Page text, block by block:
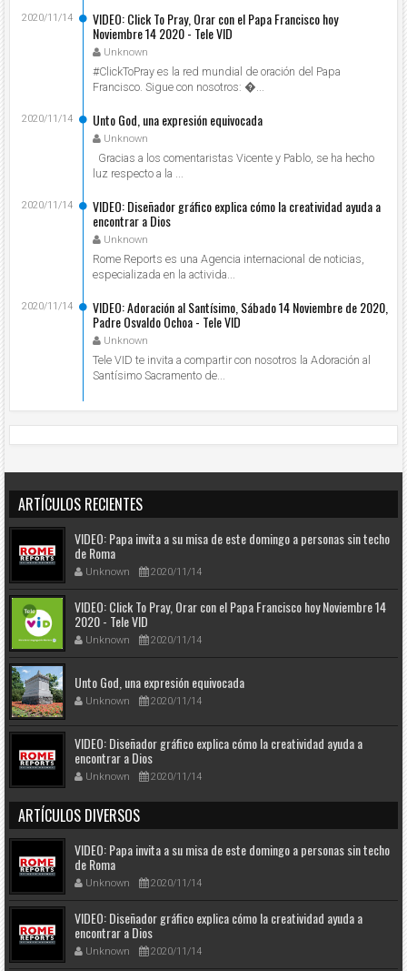
VIDEO: Click To Pray, Orar con el Papa Francisco hoy
Noviembre 14 2020 - Tele VID
Unknown
2020/11/14
#ClickToPray es la red mundial de oración del Papa
Francisco. Sigue con nosotros: ...
Unto God, una expresión equivocada
Unknown
2020/11/14
Gracias a los comentaristas Vicente y Pablo, se ha hecho
luz respecto a la ...
VIDEO: Diseñador gráfico explica cómo la creatividad ayuda a
encontrar a Dios
Unknown
2020/11/14
Rome Reports es una Agencia internacional de noticias,
especializada en la activida...
VIDEO: Adoración al Santísimo, Sábado 14 Noviembre de 2020,
Padre Osvaldo Ochoa - Tele VID
Unknown
2020/11/14
Tele VID te invita a compartir con nosotros la Adoración al
Santísimo Sacramento de...
ARTÍCULOS RECIENTES
VIDEO: Papa invita a su misa de este domingo a personas sin techo
de Roma
Unknown 2020/11/14
VIDEO: Click To Pray, Orar con el Papa Francisco hoy Noviembre 14
2020 - Tele VID
Unknown 2020/11/14
Unto God, una expresión equivocada
Unknown 2020/11/14
VIDEO: Diseñador gráfico explica cómo la creatividad ayuda a
encontrar a Dios
Unknown 2020/11/14
ARTÍCULOS DIVERSOS
VIDEO: Papa invita a su misa de este domingo a personas sin techo
de Roma
Unknown 2020/11/14
VIDEO: Diseñador gráfico explica cómo la creatividad ayuda a
encontrar a Dios
Unknown 2020/11/14